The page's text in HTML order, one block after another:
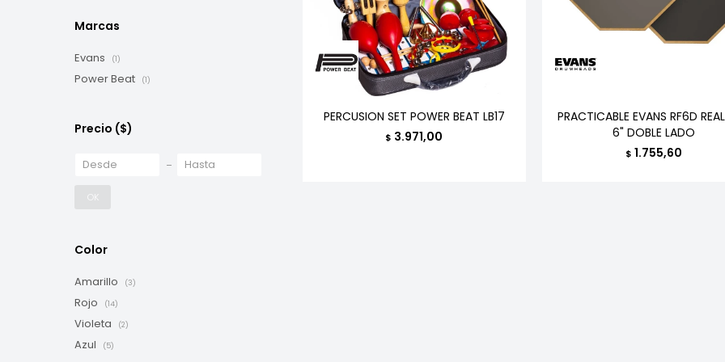
PERCUSION SET POWER BEAT LB17
$ 3.971,00
PRACTICABLE EVANS RF6D
6" DOBLE LADO
$ 1.755,60
Marcas
Evans (1)
Power Beat (1)
Precio ($)
OK
Color
Amarillo (3)
Rojo (14)
Violeta (2)
Azul (5)